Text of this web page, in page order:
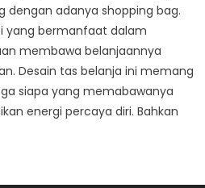
dengan adanya shopping bag.
yang bermanfaat dalam
membawa belanjaannya
Desain tas belanja ini memang
siapa yang memabawanya
energi percaya diri. Bahkan